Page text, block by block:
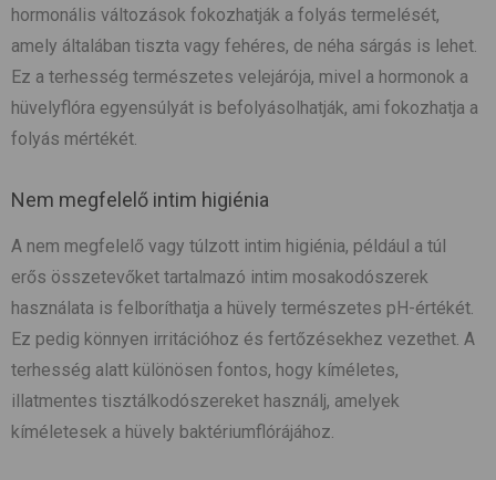
hormonális változások fokozhatják a folyás termelését,
amely általában tiszta vagy fehéres, de néha sárgás is lehet.
Ez a terhesség természetes velejárója, mivel a hormonok a
hüvelyflóra egyensúlyát is befolyásolhatják, ami fokozhatja a
folyás mértékét.
Nem megfelelő intim higiénia
A nem megfelelő vagy túlzott intim higiénia, például a túl
erős összetevőket tartalmazó intim mosakodószerek
használata is felboríthatja a hüvely természetes pH-értékét.
Ez pedig könnyen irritációhoz és fertőzésekhez vezethet. A
terhesség alatt különösen fontos, hogy kíméletes,
illatmentes tisztálkodószereket használj, amelyek
kíméletesek a hüvely baktériumflórájához.